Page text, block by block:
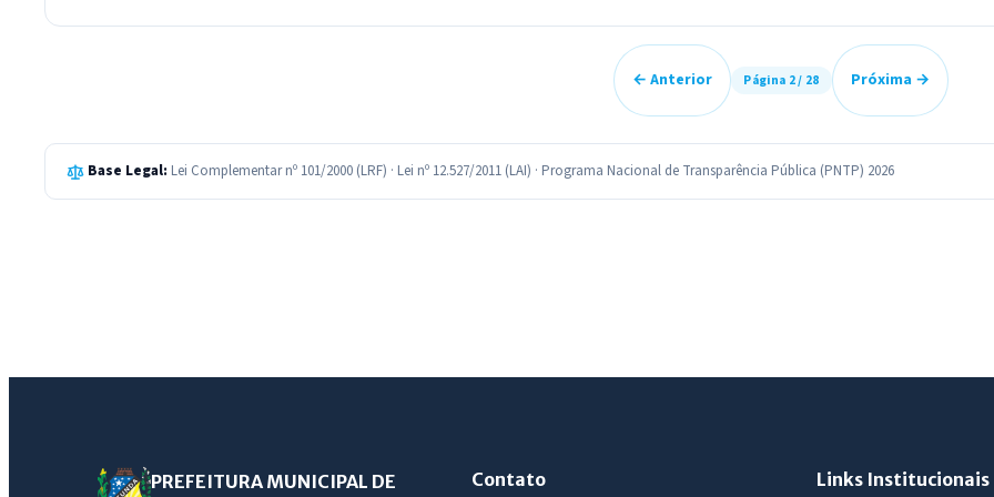
← Anterior Página 2 / 28 Próxima →
Base Legal: Lei Complementar nº 101/2000 (LRF) · Lei nº 12.527/2011 (LAI) · Programa Nacional de Transparência Pública (PNTP) 2026
PREFEITURA MUNICIPAL DE
Contato Links Institucionais